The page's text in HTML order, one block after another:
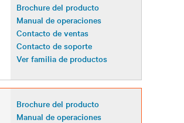
Brochure del producto
Manual de operaciones
Contacto de ventas
Contacto de soporte
Ver familia de productos
Brochure del producto
Manual de operaciones